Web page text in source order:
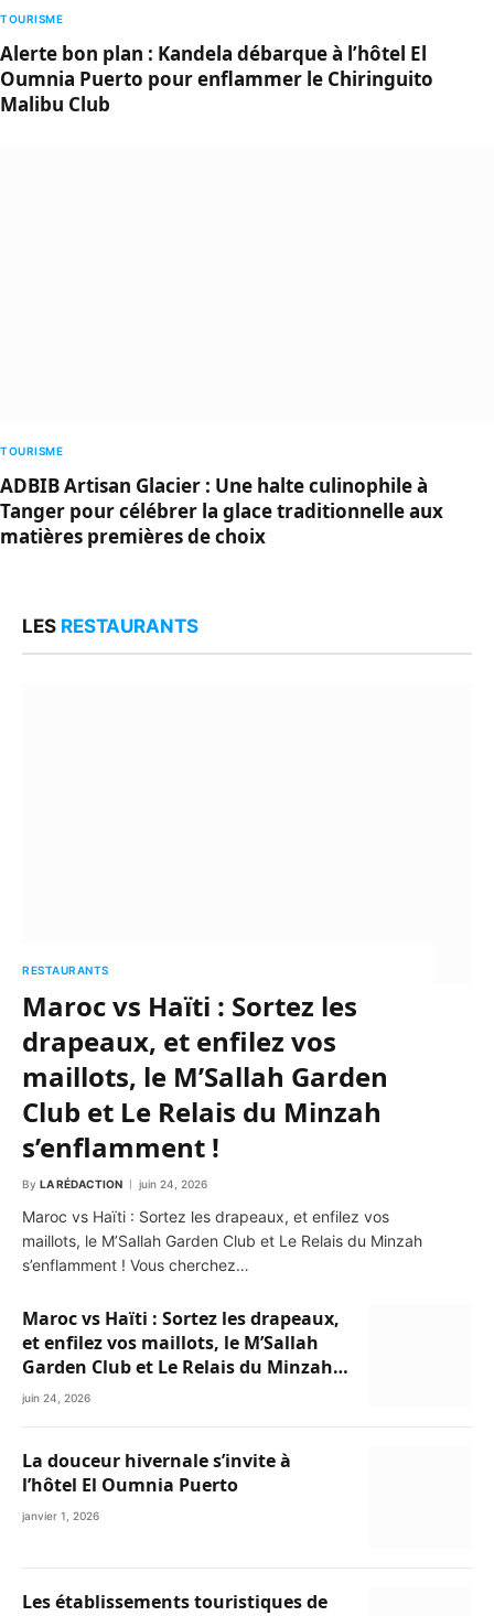
TOURISME
Alerte bon plan : Kandela débarque à l’hôtel El
Oumnia Puerto pour enflammer le Chiringuito
Malibu Club
TOURISME
ADBIB Artisan Glacier : Une halte culinophile à
Tanger pour célébrer la glace traditionnelle aux
matières premières de choix
LES RESTAURANTS
RESTAURANTS
Maroc vs Haïti : Sortez les
drapeaux, et enfilez vos
maillots, le M’Sallah Garden
Club et Le Relais du Minzah
s’enflamment !
By LA RÉDACTION juin 24, 2026
Maroc vs Haïti : Sortez les drapeaux, et enfilez vos
maillots, le M’Sallah Garden Club et Le Relais du Minzah
s’enflamment ! Vous cherchez…
Maroc vs Haïti : Sortez les drapeaux,
et enfilez vos maillots, le M’Sallah
Garden Club et Le Relais du Minzah
s’enflamment !
juin 24, 2026
La douceur hivernale s’invite à
l’hôtel El Oumnia Puerto
janvier 1, 2026
Les établissements touristiques de